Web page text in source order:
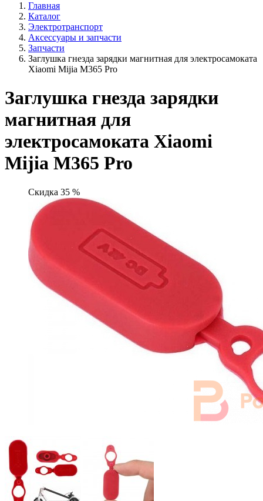
Главная
Каталог
Электротранспорт
Аксессуары и запчасти
Запчасти
Заглушка гнезда зарядки магнитная для электросамоката
Xiaomi Mijia M365 Pro
Заглушка гнезда зарядки
магнитная для
электросамоката Xiaomi
Mijia M365 Pro
Скидка 35 %